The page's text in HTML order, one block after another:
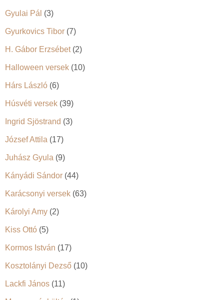
Gyulai Pál (3)
Gyurkovics Tibor (7)
H. Gábor Erzsébet(2)
Halloween versek (10)
Hárs László (6)
Húsvéti versek (39)
Ingrid Sjöstrand (3)
József Attila (17)
Juhász Gyula (9)
Kányádi Sándor (44)
Karácsonyi versek (63)
Károlyi Amy (2)
Kiss Ottó (5)
Kormos István (17)
Kosztolányi Dezső (10)
Lackfi János (11)